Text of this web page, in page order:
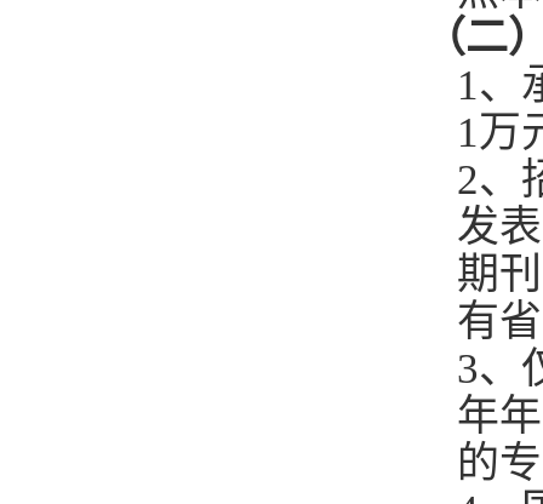
（二
1、
1万
2、
发表
期
有
3、
年
的